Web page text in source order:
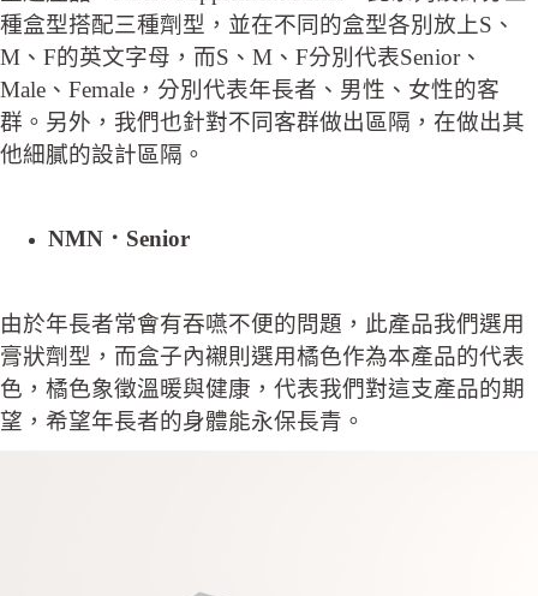
種盒型搭配三種劑型，並在不同的盒型各別放上S、
M、F的英文字母，而S、M、F分別代表Senior、
Male、Female，分別代表年長者、男性、女性的客
群。另外，我們也針對不同客群做出區隔，在做出其
他細膩的設計區隔。
NMN．Senior
由於年長者常會有吞嚥不便的問題，此產品我們選用
膏狀劑型，而盒子內襯則選用橘色作為本產品的代表
色，橘色象徵溫暖與健康，代表我們對這支產品的期
望，希望年長者的身體能永保長青。